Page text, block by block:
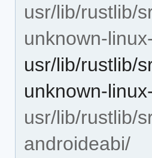
usr/lib/rustlib/
unknown-
usr/lib/rustlib/
unknown-
usr/lib/rustlib/
androideabi/